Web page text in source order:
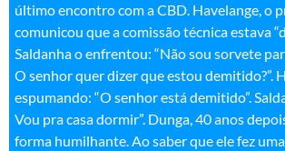
último encontro com a CBD. Havelange, o
comunicou que a comissão técnica estava
Saldanha o enfrentou: “Não sou sorvete
O senhor quer dizer que estou demitido?”.
espumando: “O senhor está demitido”.
Vou pra casa dormir”. Dunga, 40 anos
forma humilhante. Ao saber que ele fez